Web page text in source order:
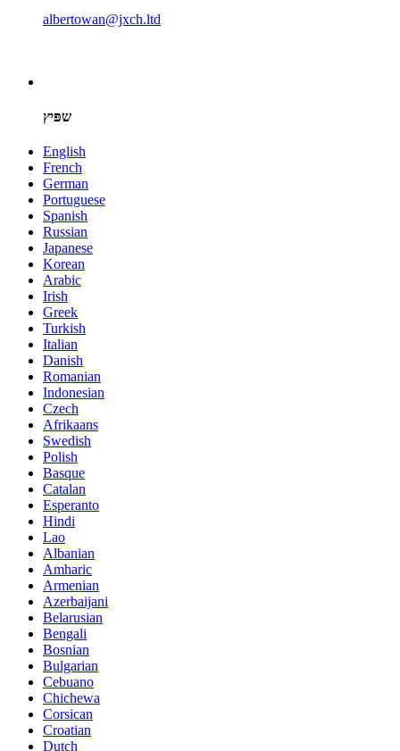
albertowan@jxch.ltd
שפּיץ
English
French
German
Portuguese
Spanish
Russian
Japanese
Korean
Arabic
Irish
Greek
Turkish
Italian
Danish
Romanian
Indonesian
Czech
Afrikaans
Swedish
Polish
Basque
Catalan
Esperanto
Hindi
Lao
Albanian
Amharic
Armenian
Azerbaijani
Belarusian
Bengali
Bosnian
Bulgarian
Cebuano
Chichewa
Corsican
Croatian
Dutch